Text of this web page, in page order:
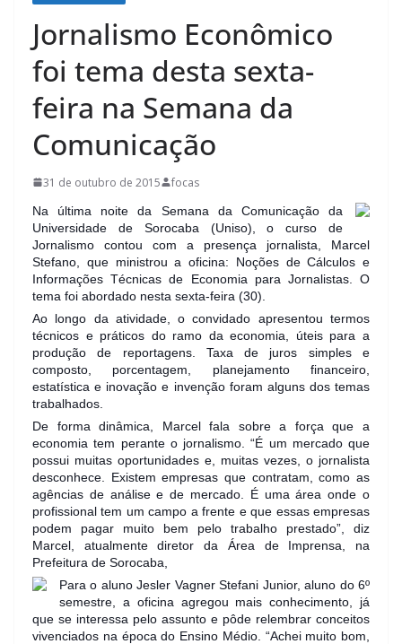
Jornalismo Econômico
foi tema desta sexta-
feira na Semana da
Comunicação
31 de outubro de 2015 focas
Na última noite da Semana da Comunicação da
Universidade de Sorocaba (Uniso), o curso de
Jornalismo contou com a presença jornalista, Marcel
Stefano, que ministrou a oficina: Noções de Cálculos e
Informações Técnicas de Economia para Jornalistas. O
tema foi abordado nesta sexta-feira (30).
Ao longo da atividade, o convidado apresentou termos
técnicos e práticos do ramo da economia, úteis para a
produção de reportagens. Taxa de juros simples e
composto, porcentagem, planejamento financeiro,
estatística e inovação e invenção foram alguns dos temas
trabalhados.
De forma dinâmica, Marcel fala sobre a força que a
economia tem perante o jornalismo. “É um mercado que
possui muitas oportunidades e, muitas vezes, o jornalista
desconhece. Existem empresas que contratam, como as
agências de análise e de mercado. É uma área onde o
profissional tem um campo a frente e que essas empresas
podem pagar muito bem pelo trabalho prestado”, diz
Marcel, atualmente diretor da Área de Imprensa, na
Prefeitura de Sorocaba,
Para o aluno Jesler Vagner Stefani Junior, aluno do 6º
semestre, a oficina agregou mais conhecimento, já
que se interessa pelo assunto e pôde relembrar conceitos
vivenciados na época do Ensino Médio. “Achei muito bom,